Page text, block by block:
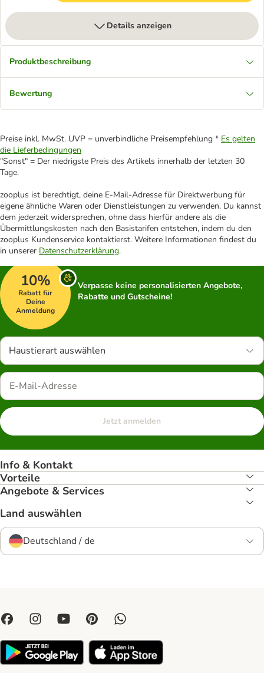
Details anzeigen
Produktbeschreibung
Bewertung
Preise inkl. MwSt. UVP = unverbindliche Preisempfehlung * Es gelten
die Lieferbedingungen
"Sonst" = Der niedrigste Preis des Artikels innerhalb der letzten 30
Tage.
zooplus ist berechtigt, deine E-Mail-Adresse für Direktwerbung für
eigene ähnliche Waren oder Dienstleistungen zu verwenden. Du kannst
dem jederzeit widersprechen, ohne dass hierfür andere als die
Übermittlungskosten nach den Basistarifen entstehen, indem du den
zooplus Kundenservice kontaktierst. Weitere Informationen findest du
in unserer Datenschutzerklärung.
10%
Rabatt für
Deine
Anmeldung
Verpasse keine personalisierten Angebote,
Rabatte und Gutscheine!
Haustierart auswählen
Jetzt anmelden
Info & Kontakt
Vorteile
Angebote & Services
Land auswählen
Deutschland / de